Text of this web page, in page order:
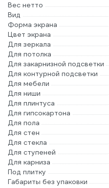
Вес нетто
Вид
Форма экрана
Цвет экрана
Для зеркала
Для потолка
Для закарнизной подсветки
Для контурной подсветки
Для мебели
Для ниши
Для плинтуса
Для гипсокартона
Для пола
Для стен
Для стекла
Для ступеней
Для карниза
Под плитку
Габариты без упаковки